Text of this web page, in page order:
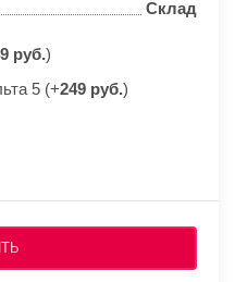
Склад
руб.)
5 (+249 руб.)